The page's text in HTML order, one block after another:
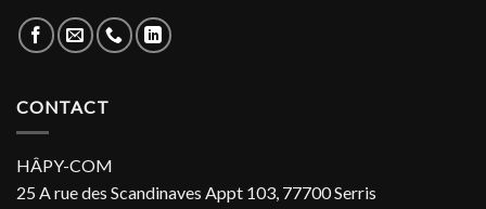
CONTACT
HÂPY-COM
25 A rue des Scandinaves Appt 103, 77700 Serris